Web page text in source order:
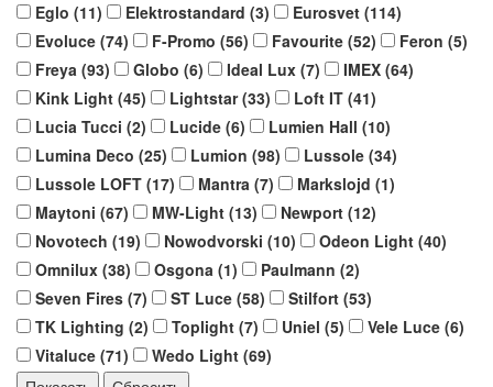
Eglo (11) Elektrostandard (3) Eurosvet (114)
Evoluce (74) F-Promo (56) Favourite (52) Feron (5)
Freya (93) Globo (6) Ideal Lux (7) IMEX (64)
Kink Light (45) Lightstar (33) Loft IT (41)
Lucia Tucci (2) Lucide (6) Lumien Hall (10)
Lumina Deco (25) Lumion (98) Lussole (34)
Lussole LOFT (17) Mantra (7) Markslojd (1)
Maytoni (67) MW-Light (13) Newport (12)
Novotech (19) Nowodvorski (10) Odeon Light (40)
Omnilux (38) Osgona (1) Paulmann (2)
Seven Fires (7) ST Luce (58) Stilfort (53)
TK Lighting (2) Toplight (7) Uniel (5) Vele Luce (6)
Vitaluce (71) Wedo Light (69)